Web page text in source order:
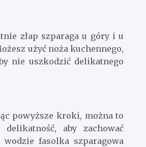
złap szparaga u góry i u
użyć noża kuchennego,
nie uszkodzić delikatnego
powyższe kroki, można to
aby zachować
fasolka szparagowa